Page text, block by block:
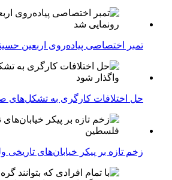
تمبر اختصاصی پیاده‌روی اربعین
حل اختلافات کارگری به تشکل‌های
زخم تازه بر پیکر خیابان‌های